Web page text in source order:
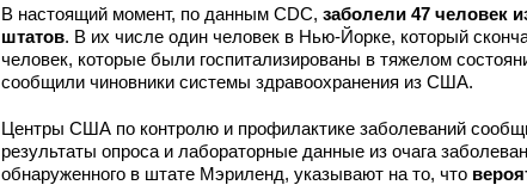
В настоящий момент, по данным CDC, заболели 47 человек
штатов. В их числе один человек в Нью-Йорке, который
человек, которые были госпитализированы в тяжелом
сообщили чиновники системы здравоохранения из США.
Центры США по контролю и профилактике заболеваний
результаты опроса и лабораторные данные из очага
обнаруженного в штате Мэриленд, указывают на то, что